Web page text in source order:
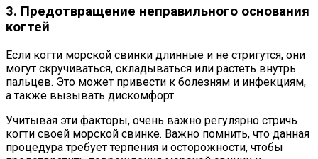
3. Предотвращение неправильного основания
когтей
Если когти морской свинки длинные и не стригутся, они
могут скручиваться, складываться или растеть внутрь
пальцев. Это может привести к болезням и инфекциям,
а также вызывать дискомфорт.
Учитывая эти факторы, очень важно регулярно стричь
когти своей морской свинке. Важно помнить, что данная
процедура требует терпения и осторожности, чтобы